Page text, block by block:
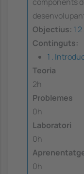
Objectius: 1 2
Continguts:
1 .
Teoria
2h
Problemes
0h
Laboratori
0h
0h